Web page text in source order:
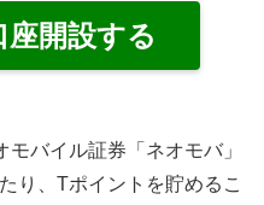
開設する
バイル証券「ネオモバ」
り、Tポイントを貯めるこ